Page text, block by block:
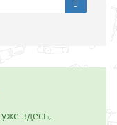
здесь,